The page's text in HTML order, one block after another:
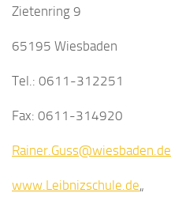
Zietenring 9
65195 Wiesbaden
Tel.: 0611-312251
Fax: 0611-314920
Rainer.Guss@wiesbaden.de
www.Leibnizschule.de„